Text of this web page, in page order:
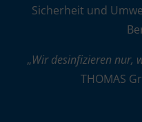
Sicherheit und
„Wir desinfizieren nur,
THOMAS